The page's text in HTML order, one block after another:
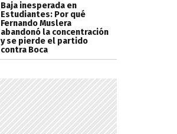
Baja inesperada en
Estudiantes: Por qué
Fernando Muslera
abandonó la concentración
y se pierde el partido
contra Boca